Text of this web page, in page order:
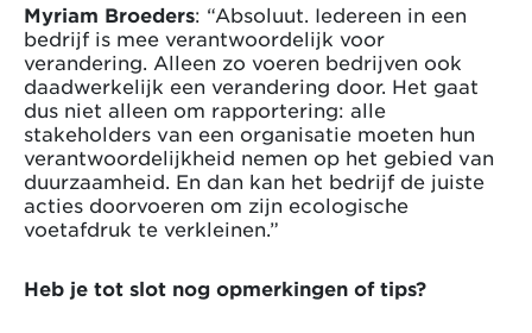
Myriam Broeders: “Absoluut. Iedereen in een
bedrijf is mee verantwoordelijk voor
verandering. Alleen zo voeren bedrijven ook
daadwerkelijk een verandering door. Het gaat
dus niet alleen om rapportering: alle
stakeholders van een organisatie moeten hun
verantwoordelijkheid nemen op het gebied van
duurzaamheid. En dan kan het bedrijf de juiste
acties doorvoeren om zijn ecologische
voetafdruk te verkleinen.”
Heb je tot slot nog opmerkingen of tips?